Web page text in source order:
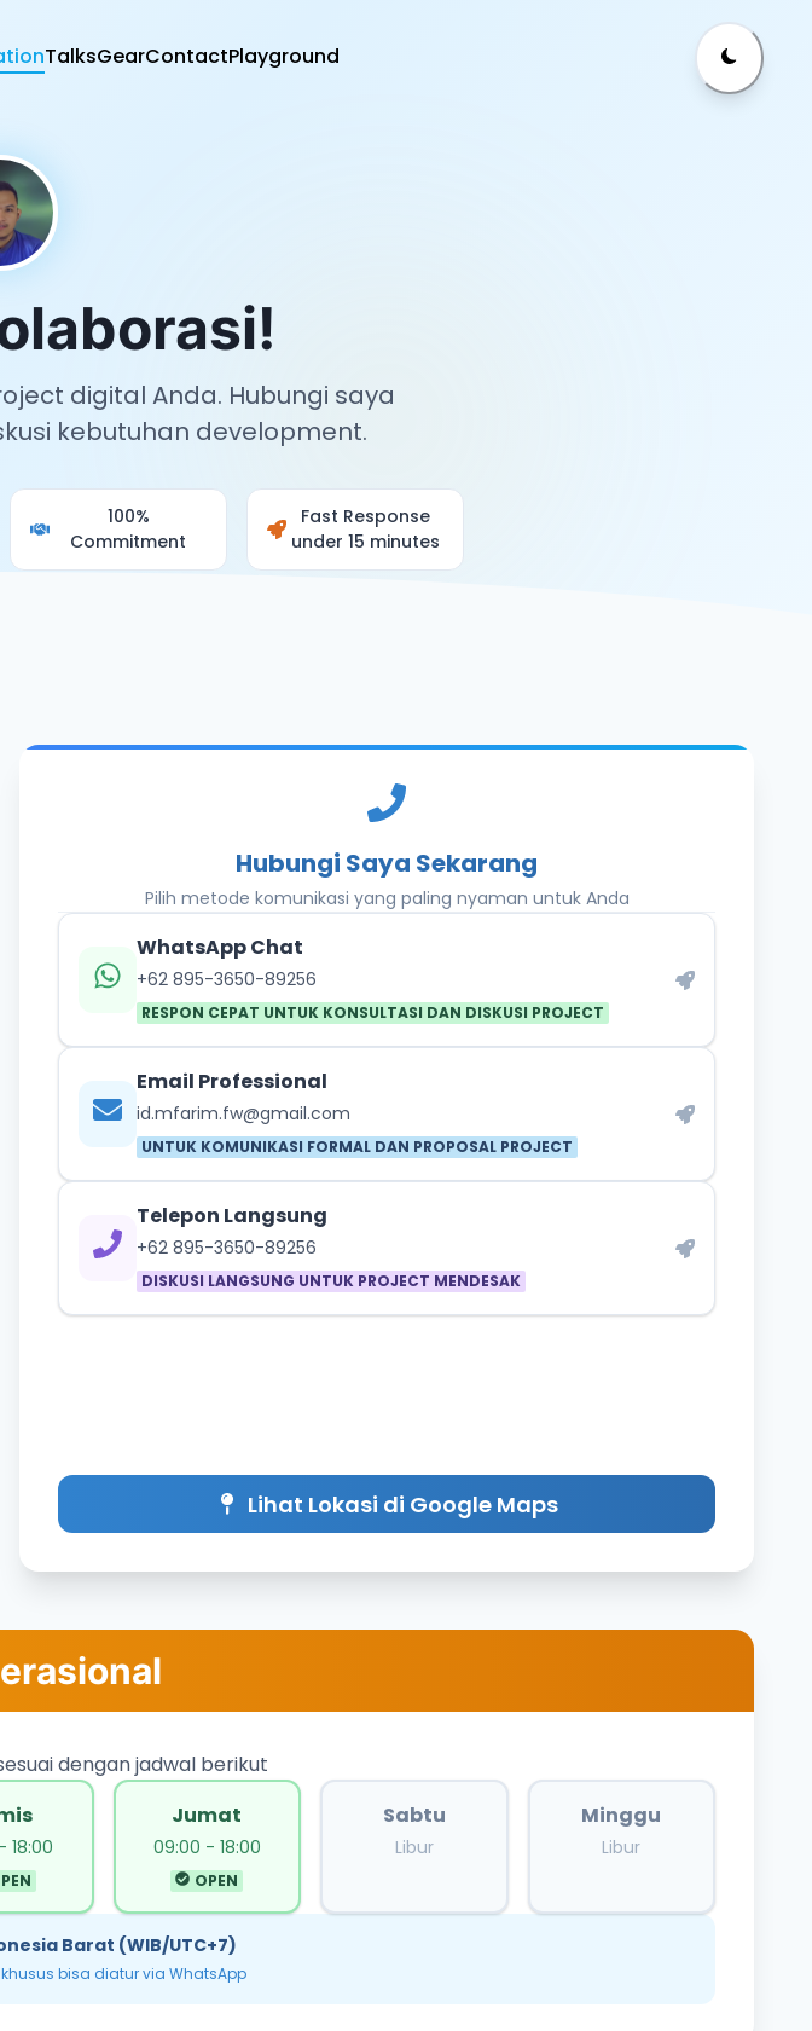
TalksGearContactPlayground
digital Anda. Hubungi saya
kebutuhan development.
100%
Commitment
Fast Response
under 15 minutes
Hubungi Saya Sekarang
Pilih metode komunikasi yang paling nyaman untuk Anda
WhatsApp Chat
+62 895-3650-89256
RESPON CEPAT UNTUK KONSULTASI DAN DISKUSI PROJECT
Email Professional
id.mfarim.fw@gmail.com
UNTUK KOMUNIKASI FORMAL DAN PROPOSAL PROJECT
Telepon Langsung
+62 895-3650-89256
DISKUSI LANGSUNG UNTUK PROJECT MENDESAK
Lihat Lokasi di Google Maps
dengan jadwal berikut
18:00
Jumat
09:00 - 18:00
OPEN
Sabtu
Libur
Minggu
Libur
Barat (WIB/UTC+7)
bisa diatur via WhatsApp